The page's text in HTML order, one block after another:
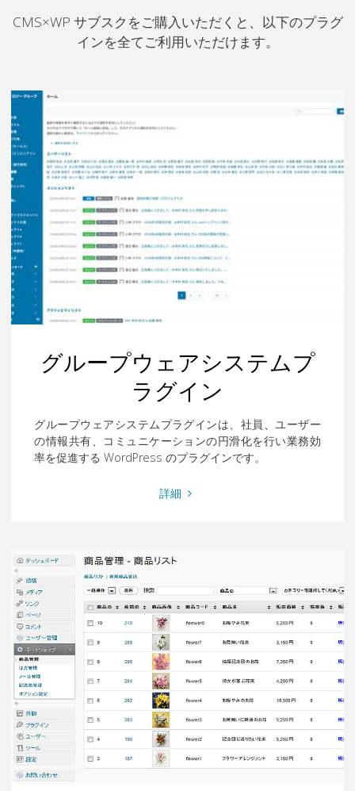
CMS×WP サブスクをご購入いただくと、以下のプラグ
インを全てご利用いただけます。
グループウェアシステムプ
ラグイン
グループウェアシステムプラグインは、社員、ユーザー
の情報共有、コミュニケーションの円滑化を行い業務効
率を促進する WordPress のプラグインです。
詳細 "グ
ア
シ
ラ
イ